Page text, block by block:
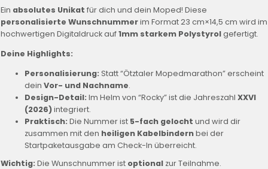
Ein absolutes Unikat für dich und dein Moped! Diese
personalisierte Wunschnummerim Format23 cm×14,5 cm wird im
hochwertigen Digitaldruck auf1mm starkem Polystyrolgefertigt.
Deine Highlights:
Personalisierung: Statt “Ötztaler Mopedmarathon” erscheint
dein Vor- und Nachname.
Design-Detail: Im Helm von “Rocky” ist die Jahreszahl XXVI
(2026)integriert.
Praktisch: Die Nummer ist 5-fach gelocht und wird dir
zusammen mit den heiligen Kabelbindernbei der
Startpaketausgabe am Check-In überreicht.
Wichtig: Die Wunschnummer ist optional zur Teilnahme.